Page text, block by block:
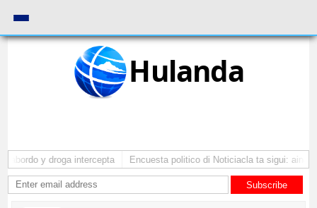
Hulanda
abordo y droga intercepta Encuesta politico di Noticiacla ta sigui: ainda
Subscribe